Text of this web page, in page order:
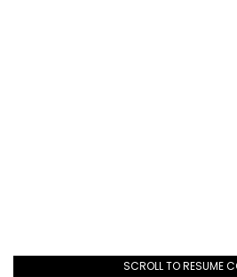
SCROLL TO RESUME